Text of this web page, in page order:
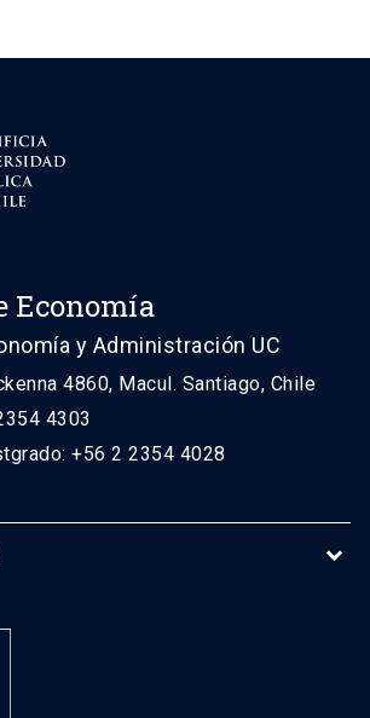
Economía
y Administración UC
4860, Macul. Santiago, Chile
4303
+56 2 2354 4028